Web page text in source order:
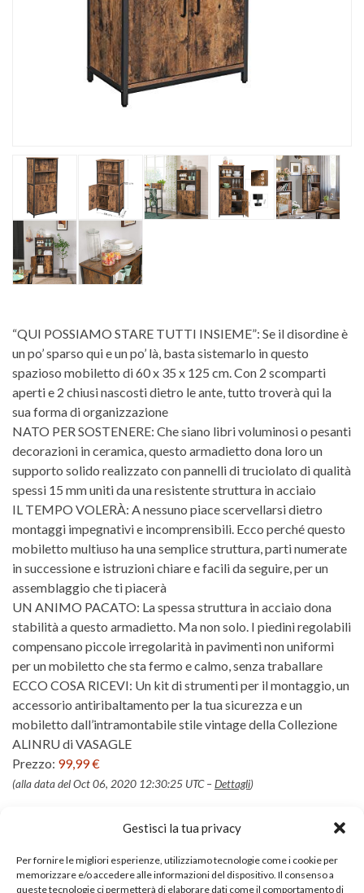
Gestisci la tua privacy
Per fornire le migliori esperienze, utilizziamo tecnologie come i cookie per
memorizzare e/o accedere alle informazioni del dispositivo. Il consenso a
queste tecnologie ci permetterà di elaborare dati come il comportamento di
“QUI POSSIAMO STARE TUTTI INSIEME”: Se il disordine è
un po’ sparso qui e un po’ là, basta sistemarlo in questo
spazioso mobiletto di 60 x 35 x 125 cm. Con 2 scomparti
aperti e 2 chiusi nascosti dietro le ante, tutto troverà qui la
sua forma di organizzazione
NATO PER SOSTENERE: Che siano libri voluminosi o pesanti
decorazioni in ceramica, questo armadietto dona loro un
supporto solido realizzato con pannelli di truciolato di qualità
spessi 15 mm uniti da una resistente struttura in acciaio
IL TEMPO VOLERÀ: A nessuno piace scervellarsi dietro
montaggi impegnativi e incomprensibili. Ecco perché questo
mobiletto multiuso ha una semplice struttura, parti numerate
in successione e istruzioni chiare e facili da seguire, per un
assemblaggio che ti piacerà
UN ANIMO PACATO: La spessa struttura in acciaio dona
stabilità a questo armadietto. Ma non solo. I piedini regolabili
compensano piccole irregolarità in pavimenti non uniformi
per un mobiletto che sta fermo e calmo, senza traballare
ECCO COSA RICEVI: Un kit di strumenti per il montaggio, un
accessorio antiribaltamento per la tua sicurezza e un
mobiletto dall’intramontabile stile vintage della Collezione
ALINRU di VASAGLE
Prezzo: 99,99 €
(alla data del Oct 06, 2020 12:30:25 UTC – Dettagli)